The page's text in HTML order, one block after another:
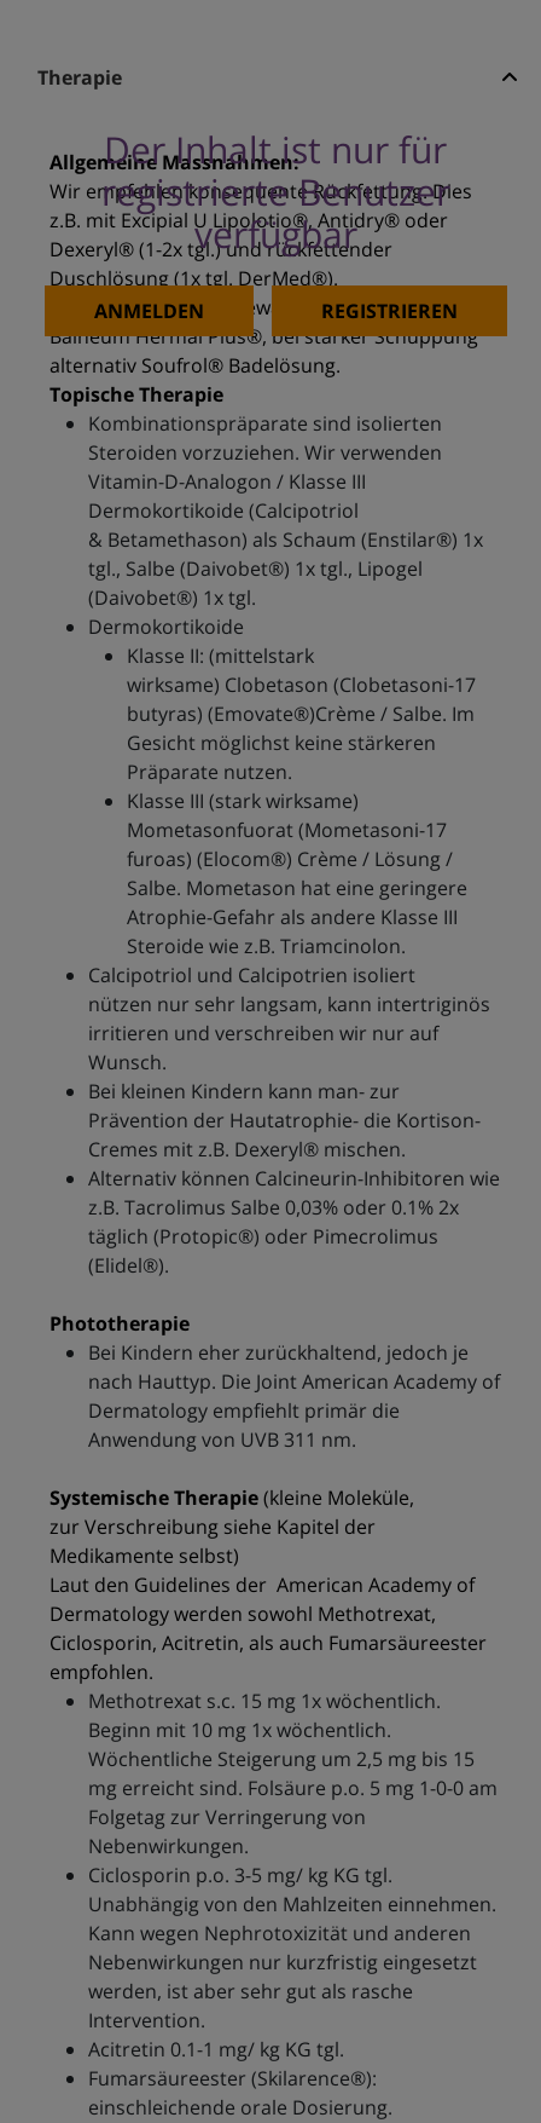
Therapie
Der Inhalt ist nur für
registrierte Benutzer
verfügbar
ANMELDEN REGISTRIEREN
Allgemeine Massnahmen:
Wir empfehlen konsequente Rückfettung. Dies
z.B. mit Excipial U Lipolotio®, Antidry® oder
Dexeryl® (1-2x tgl.) und rückfettender
Duschlösung (1x tgl. DerMed®).
Bei Personen mit Badewanne empfehlen wir
Balneum Hermal Plus®, bei starker Schuppung
alternativ Soufrol® Badelösung.
Topische Therapie
Kombinationspräparate sind isolierten
Steroiden vorzuziehen. Wir verwenden
Vitamin-D-Analogon / Klasse III
Dermokortikoide (Calcipotriol
& Betamethason) als Schaum (Enstilar®) 1x
tgl., Salbe (Daivobet®) 1x tgl., Lipogel
(Daivobet®) 1x tgl.
Dermokortikoide
Klasse II: (mittelstark
wirksame) Clobetason (Clobetasoni-17
butyras) (Emovate®)Crème / Salbe. Im
Gesicht möglichst keine stärkeren
Präparate nutzen.
Klasse III (stark wirksame)
Mometasonfuorat (Mometasoni-17
furoas) (Elocom®) Crème / Lösung /
Salbe. Mometason hat eine geringere
Atrophie-Gefahr als andere Klasse III
Steroide wie z.B. Triamcinolon.
Calcipotriol und Calcipotrien isoliert
nützen nur sehr langsam, kann intertriginös
irritieren und verschreiben wir nur auf
Wunsch.
Bei kleinen Kindern kann man- zur
Prävention der Hautatrophie- die Kortison-
Cremes mit z.B. Dexeryl® mischen.
Alternativ können Calcineurin-Inhibitoren wie
z.B. Tacrolimus Salbe 0,03% oder 0.1% 2x
täglich (Protopic®) oder Pimecrolimus
(Elidel®).
Phototherapie
Bei Kindern eher zurückhaltend, jedoch je
nach Hauttyp. Die Joint American Academy of
Dermatology empfiehlt primär die
Anwendung von UVB 311 nm.
Systemische Therapie(kleine Moleküle,
zur Verschreibung siehe Kapitel der
Medikamente selbst)
Laut den Guidelines der American Academy of
Dermatology werden sowohl Methotrexat,
Ciclosporin, Acitretin, als auch Fumarsäureester
empfohlen.
Methotrexat s.c. 15 mg 1x wöchentlich.
Beginn mit 10 mg 1x wöchentlich.
Wöchentliche Steigerung um 2,5 mg bis 15
mg erreicht sind. Folsäure p.o. 5 mg 1-0-0 am
Folgetag zur Verringerung von
Nebenwirkungen.
Ciclosporin p.o. 3-5 mg/ kg KG tgl.
Unabhängig von den Mahlzeiten einnehmen.
Kann wegen Nephrotoxizität und anderen
Nebenwirkungen nur kurzfristig eingesetzt
werden, ist aber sehr gut als rasche
Intervention.
Acitretin 0.1-1 mg/ kg KG tgl.
Fumarsäureester (Skilarence®):
einschleichende orale Dosierung.